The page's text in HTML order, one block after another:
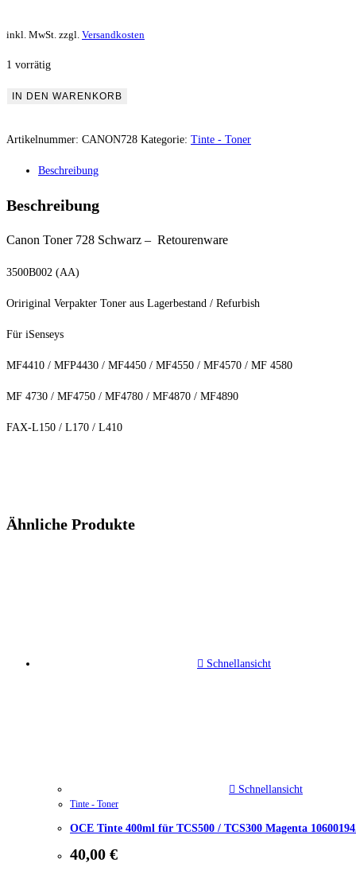
inkl. MwSt. zzgl. Versandkosten
1 vorrätig
IN DEN WARENKORB
Artikelnummer: CANON728 Kategorie: Tinte - Toner
Beschreibung
Beschreibung
Canon Toner 728 Schwarz – Retourenware
3500B002 (AA)
Oririginal Verpakter Toner aus Lagerbestand / Refurbish
Für iSenseys
MF4410 / MFP4430 / MF4450 / MF4550 / MF4570 / MF 4580
MF 4730 / MF4750 / MF4780 / MF4870 / MF4890
FAX-L150 / L170 / L410
Ähnliche Produkte
Schnellansicht
Schnellansicht
Tinte - Toner
OCE Tinte 400ml für TCS500 / TCS300 Magenta
40,00 €